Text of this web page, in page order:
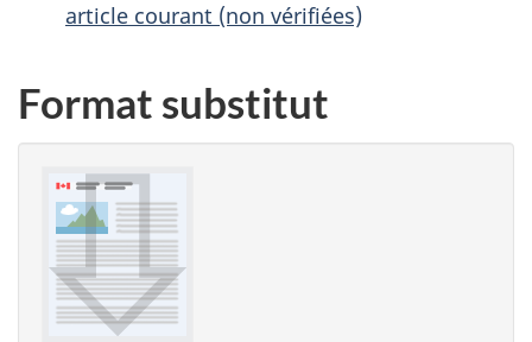
article courant (non vérifiées)
Format substitut